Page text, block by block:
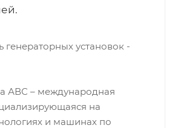
генераторных установок -
АВС – международная
на
и машинах по